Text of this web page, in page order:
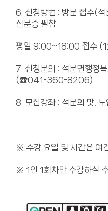
6. 신청방법 : 방문 접수(
신분증 필참
평일 9:00~18:00 접수
7. 신청문의 : 석문면행정
(☎041-360-8206)
8. 모집강좌 : 석문의 맛!
※ 수강 요일 및 시간은 여
※ 1인 1회차만 수강하실